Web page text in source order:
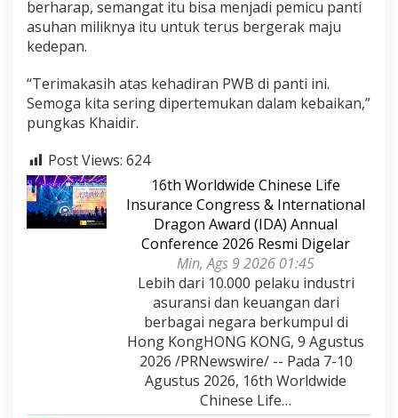
berharap, semangat itu bisa menjadi pemicu panti
asuhan miliknya itu untuk terus bergerak maju
kedepan.
“Terimakasih atas kehadiran PWB di panti ini.
Semoga kita sering dipertemukan dalam kebaikan,”
pungkas Khaidir.
Post Views: 624
16th Worldwide Chinese Life
Insurance Congress & International
Dragon Award (IDA) Annual
Conference 2026 Resmi Digelar
Min, Ags 9 2026 01:45
Lebih dari 10.000 pelaku industri
asuransi dan keuangan dari
berbagai negara berkumpul di
Hong KongHONG KONG, 9 Agustus
2026 /PRNewswire/ -- Pada 7-10
Agustus 2026, 16th Worldwide
Chinese Life…